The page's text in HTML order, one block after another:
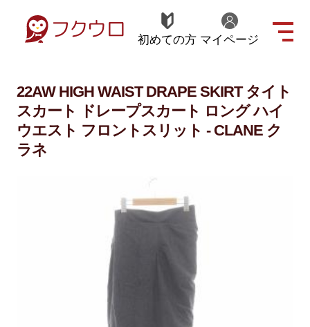
初めての方 マイページ
22AW HIGH WAIST DRAPE SKIRT タイト
スカート ドレープスカート ロング ハイ
ウエスト フロントスリット - CLANE ク
ラネ